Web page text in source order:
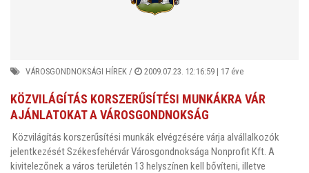
VÁROSGONDNOKSÁGI HÍREK / 2009.07.23. 12:16:59 | 17 éve
KÖZVILÁGÍTÁS KORSZERŰSÍTÉSI MUNKÁKRA VÁR
AJÁNLATOKAT A VÁROSGONDNOKSÁG
Közvilágítás korszerűsítési munkák elvégzésére várja alvállalkozók
jelentkezését Székesfehérvár Városgondnoksága Nonprofit Kft. A
kivitelezőnek a város területén 13 helyszínen kell bővíteni, illetve